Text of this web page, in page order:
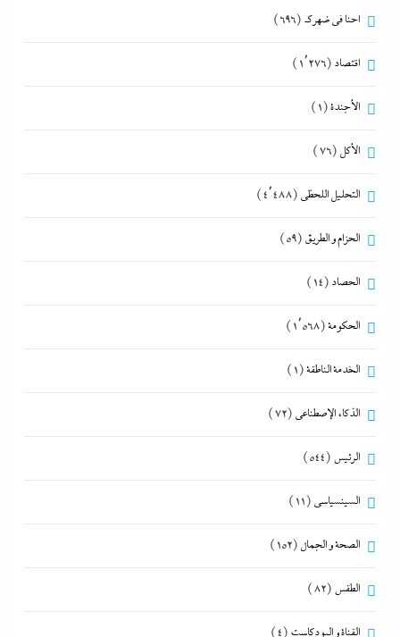
احنا في ضهرك (696)
اقتصاد (1٬276)
الأجندة(1)
الأكل (76)
التحليل اللحظي (4٬488)
الحزام و الطريق (59)
الحصاد (14)
الحكومة(1٬568)
الخدمة الناطقة(1)
الذكاء الإصطناعي (72)
الرئيس (544)
السينسياسي (11)
الصحة و الجمال (152)
الطقس (82)
القناة و البودكاست (4)